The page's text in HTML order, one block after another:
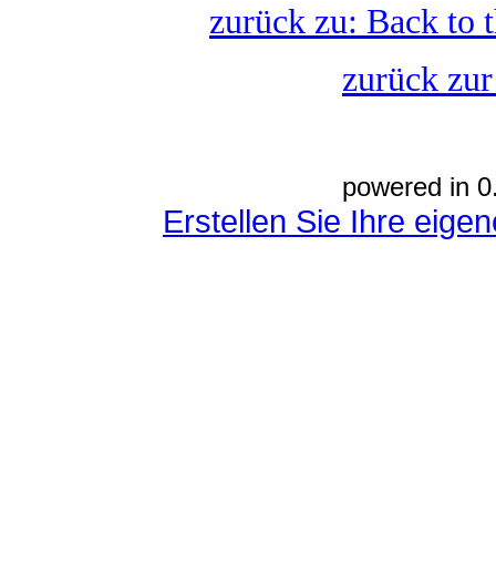
zurück zu: Back to
zurück
powered in
Erstellen Sie Ihre